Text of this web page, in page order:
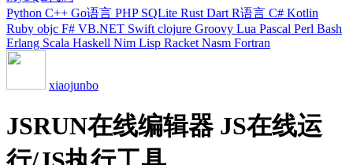
Python C++ Go语言 PHP SQLite Rust Dart R语言 C# Kotlin
Ruby objc F# VB.NET Swift clojure Groovy Lua Pascal Perl Bash
Erlang Scala Haskell Nim Lisp Racket Nasm Fortran
xiaojunbo
JSRUN在线编辑器 JS在线运